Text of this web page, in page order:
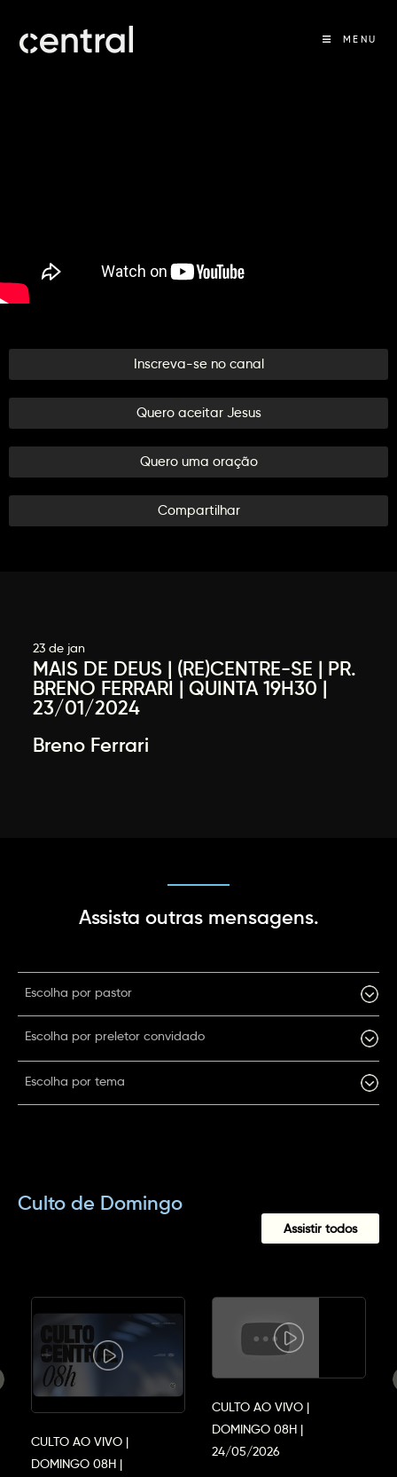
MENU
Inscreva-se no canal
Quero aceitar Jesus
Quero uma oração
Compartilhar
23 de jan
MAIS DE DEUS | (RE)CENTRE-SE | PR.
BRENO FERRARI | QUINTA 19H30 |
23/01/2024
Breno Ferrari
Assista outras mensagens.
Escolha por pastor
Escolha por preletor convidado
Escolha por tema
Culto de Domingo
Assistir todos
CULTO AO VIVO |
DOMINGO 08H |
CULTO AO VIVO |
DOMINGO 08H |
24/05/2026